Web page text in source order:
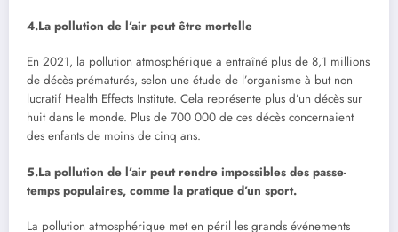
4.La pollution de l’air peut être mortelle
En 2021, la pollution atmosphérique a entraîné plus de 8,1 millions
de décès prématurés, selon une étude de l’organisme à but non
lucratif Health Effects Institute. Cela représente plus d’un décès sur
huit dans le monde. Plus de 700 000 de ces décès concernaient
des enfants de moins de cinq ans.
5.La pollution de l’air peut rendre impossibles des passe-
temps populaires, comme la pratique d’un sport.
La pollution atmosphérique met en péril les grands événements